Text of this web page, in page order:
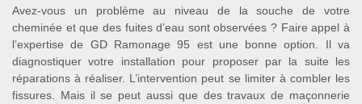
Avez-vous un problème au niveau de la souche de votre
cheminée et que des fuites d’eau sont observées ? Faire appel à
l’expertise de GD Ramonage 95 est une bonne option. Il va
diagnostiquer votre installation pour proposer par la suite les
réparations à réaliser. L’intervention peut se limiter à combler les
fissures. Mais il se peut aussi que des travaux de maçonnerie